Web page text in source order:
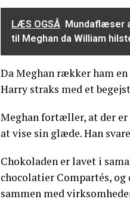
LÆS OGSÅ Mundaflæser
til Meghan da William
Da Meghan rækker ham
Harry straks med et
Meghan fortæller, at der
at vise sin glæde. Han
Chokoladen er lavet i
chocolatier Compartés,
sammen med